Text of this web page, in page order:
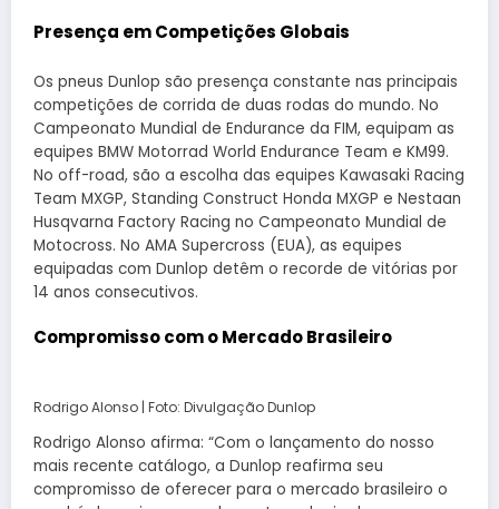
Presença em Competições Globais
Os pneus Dunlop são presença constante nas principais
competições de corrida de duas rodas do mundo. No
Campeonato Mundial de Endurance da FIM, equipam as
equipes BMW Motorrad World Endurance Team e KM99.
No off-road, são a escolha das equipes Kawasaki Racing
Team MXGP, Standing Construct Honda MXGP e Nestaan
Husqvarna Factory Racing no Campeonato Mundial de
Motocross. No AMA Supercross (EUA), as equipes
equipadas com Dunlop detêm o recorde de vitórias por
14 anos consecutivos.
Compromisso com o Mercado Brasileiro
Rodrigo Alonso | Foto: Divulgação Dunlop
Rodrigo Alonso afirma: “Com o lançamento do nosso
mais recente catálogo, a Dunlop reafirma seu
compromisso de oferecer para o mercado brasileiro o